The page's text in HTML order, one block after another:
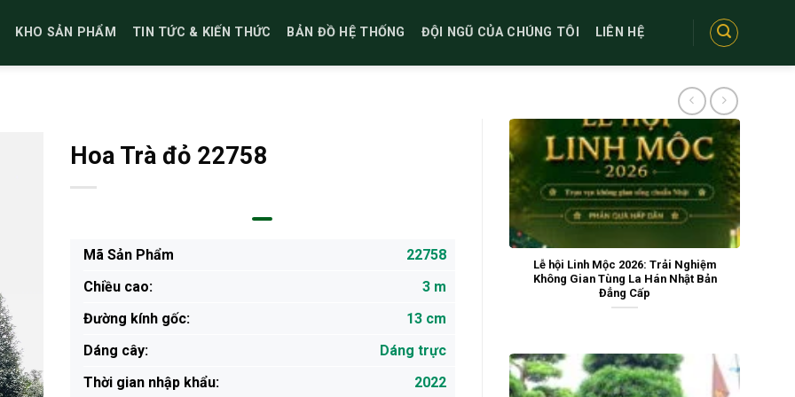
KHO SẢN PHẨM TIN TỨC & KIẾN THỨC BẢN ĐỒ HỆ THỐNG ĐỘI NGŨ CỦA CHÚNG TÔI LIÊN HỆ
Lễ hội Linh Mộc 2026: Trải Nghiệm
Không Gian Tùng La Hán Nhật Bản
Đẳng Cấp
Hoa Trà đỏ 22758
Mã Sản Phẩm
22758
Chiều cao:
3 m
Đường kính gốc:
13 cm
Dáng cây:
Dáng trực
Thời gian nhập khẩu:
2022